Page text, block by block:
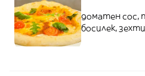
доматен сос,
босилек,